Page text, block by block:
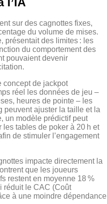
sur des cagnottes fixes,
du volume de mises.
présentait des limites : les
du comportement des
pouvaient devenir
concept de jackpot
réel les données de jeu –
heures de pointe – les
peuvent ajuster la taille et la
un modèle prédictif peut
tables de poker à 20 h et
de stimuler l’engagement
impacte directement la
que les joueurs
restent en moyenne 18 %
réduit le CAC (Coût
à une moindre dépendance